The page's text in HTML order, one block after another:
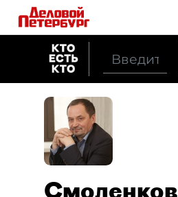
Смоленков